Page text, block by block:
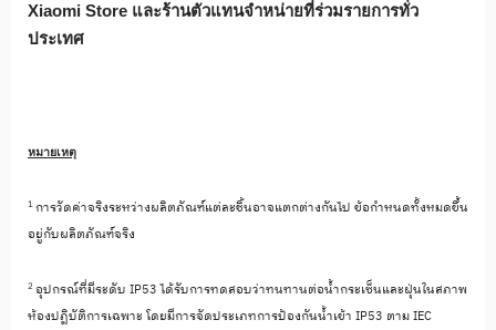
Xiaomi Store และร้านตัวแทนจำหน่ายที่ร่วมรายการทั่ว
ประเทศ
หมายเหตุ
1การวัดค่าจริงระหว่างผลิตภัณฑ์แต่ละชิ้นอาจแตกต่างกันไป ข้อกำหนดทั้งหมดขึ้น
อยู่กับผลิตภัณฑ์จริง
2อุปกรณ์ที่มีระดับ IP53ได้รับการทดสอบว่าทนทานต่อน้ำกระเซ็นและฝุ่นในสภาพ
ห้องปฏิบัติการเฉพาะ โดยมีการจัดประเภทการป้องกันน้ำเข้า IP53 ตามIEC